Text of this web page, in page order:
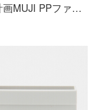
良品計画MUJI PPファイルケース用置物ケース原色